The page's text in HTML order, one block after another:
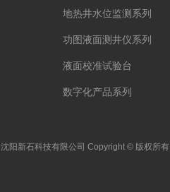
地热井水位监测系列
功图液面测井仪系列
液面校准试验台
数字化产品系列
沈阳新石科技有限公司 Copyright © 版权所有